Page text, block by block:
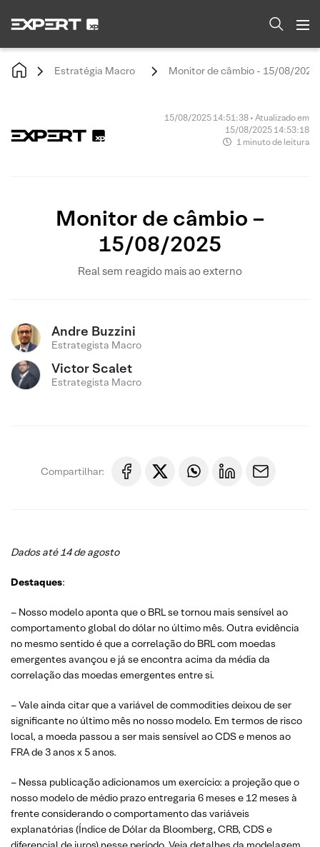
Estratégia Macro Monitor de câmbio - 15/08/2025
15/08/2025 14:51:38 • Atualizado em
15/08/2025 14:53:18
1 minuto de leitura
Monitor de câmbio –
15/08/2025
Real sem reagido mais ao externo
Andre Buzzini
Estrategista Macro
Victor Scalet
Estrategista Macro
Compartilhar:
Dados até 14 de agosto
Destaques:
– Nosso modelo aponta que o BRL se tornou mais sensível ao
comportamento global do dólar no último mês. Outra evidência
no mesmo sentido é que a correlação do BRL com moedas
emergentes avançou e já se encontra acima da média da
correlação das moedas emergentes entre si.
– Vale ainda citar que a variável de commodities deixou de ser
significante no último mês no nosso modelo. Em termos de risco
local, a moeda passou a ser mais sensível ao CDS e menos ao
FRA de 3 anos x 5 anos.
– Nessa publicação adicionamos um exercício: a projeção que o
nosso modelo de médio prazo entregaria 6 meses e 12 meses à
frente considerando o comportamento das variáveis
explanatórias (Índice de Dólar da Bloomberg, CRB, CDS e